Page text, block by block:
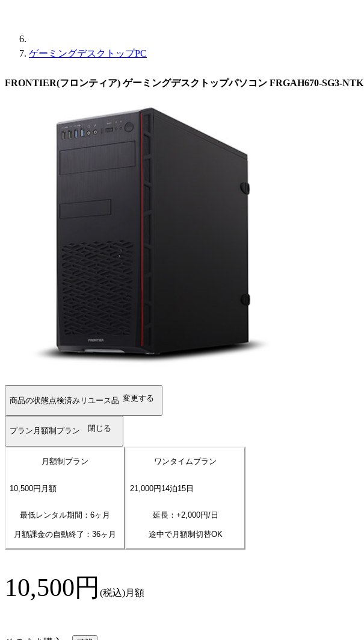
ゲーミングデスクトップPC
FRONTIER(フロンティア) ゲーミングデスクトップパソコン FRGAH670-SG3-NTK
商品の状態点検済みリユース品 変更する
プラン 月額制プラン 閉じる
月額制プラン
10,500円 月額
最低レンタル期間：6ヶ月
月額課金の自動終了： 36ヶ月
ワンタイムプラン
21,000円14泊15日
延長：+2,000円/日
途中で月額制切替OK
10,500円 (税込)月額